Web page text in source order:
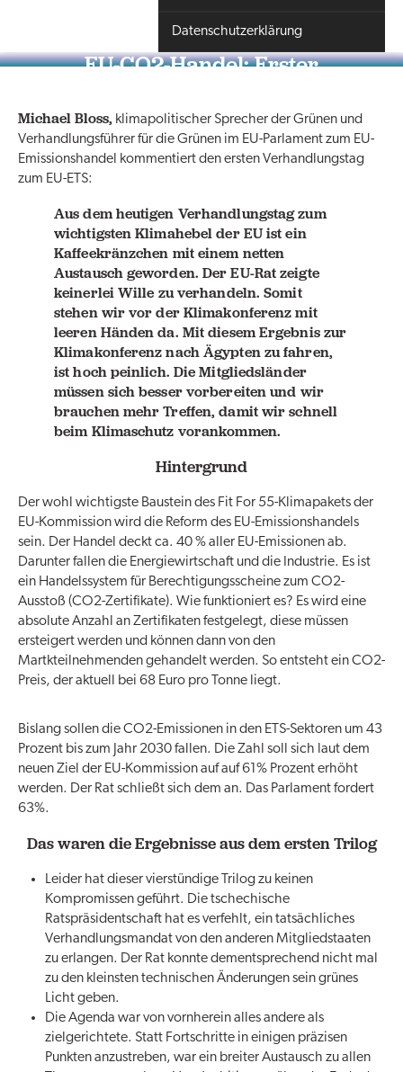
Datenschutzerklärung
EU-CO2-Handel: Erster
Kaffeekränzchen
Michael Bloss, klimapolitischer Sprecher der Grünen und
Verhandlungsführer für die Grünen im EU-Parlament zum EU-
Emissionshandel kommentiert den ersten Verhandlungstag
zum EU-ETS:
Aus dem heutigen Verhandlungstag zum
wichtigsten Klimahebel der EU ist ein
Kaffeekränzchen mit einem netten
Austausch geworden. Der EU-Rat zeigte
keinerlei Wille zu verhandeln. Somit
stehen wir vor der Klimakonferenz mit
leeren Händen da. Mit diesem Ergebnis zur
Klimakonferenz nach Ägypten zu fahren,
ist hoch peinlich. Die Mitgliedsländer
müssen sich besser vorbereiten und wir
brauchen mehr Treffen, damit wir schnell
beim Klimaschutz vorankommen.
Hintergrund
Der wohl wichtigste Baustein des Fit For 55-Klimapakets der
EU-Kommission wird die Reform des EU-Emissionshandels
sein. Der Handel deckt ca. 40 % aller EU-Emissionen ab.
Darunter fallen die Energiewirtschaft und die Industrie. Es ist
ein Handelssystem für Berechtigungsscheine zum CO2-
Ausstoß (CO2-Zertifikate). Wie funktioniert es? Es wird eine
absolute Anzahl an Zertifikaten festgelegt, diese müssen
ersteigert werden und können dann von den
Martkteilnehmenden gehandelt werden. So entsteht ein CO2-
Preis, der aktuell bei 68 Euro pro Tonne liegt.
Bislang sollen die CO2-Emissionen in den ETS-Sektoren um 43
Prozent bis zum Jahr 2030 fallen. Die Zahl soll sich laut dem
neuen Ziel der EU-Kommission auf auf 61% Prozent erhöht
werden. Der Rat schließt sich dem an. Das Parlament fordert
63%.
Das waren die Ergebnisse aus dem ersten Trilog
Leider hat dieser vierstündige Trilog zu keinen
Kompromissen geführt. Die tschechische
Ratspräsidentschaft hat es verfehlt, ein tatsächliches
Verhandlungsmandat von den anderen Mitgliedstaaten
zu erlangen. Der Rat konnte dementsprechend nicht mal
zu den kleinsten technischen Änderungen sein grünes
Licht geben.
Die Agenda war von vornherein alles andere als
zielgerichtete. Statt Fortschritte in einigen präzisen
Punkten anzustreben, war ein breiter Austausch zu allen